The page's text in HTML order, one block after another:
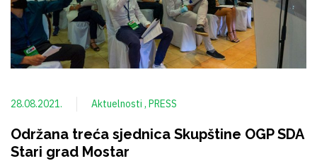
28.08.2021. Aktuelnosti PRESS
Održana treća sjednica Skupštine OGP SDA
Stari grad Mostar